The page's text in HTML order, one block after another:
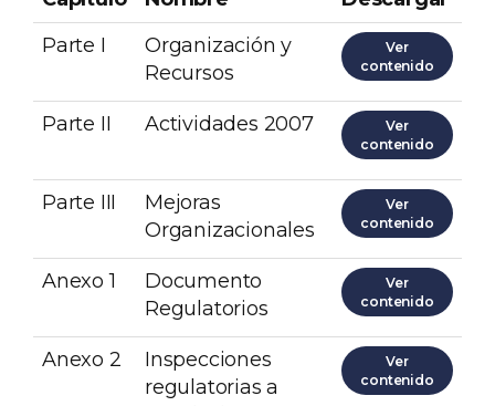
Parte I
Organización y
Recursos
Ver
contenido
Parte II Actividades 2007
Ver
contenido
Parte III
Mejoras
Organizacionales
Ver
contenido
Anexo 1
Documento
Regulatorios
Ver
contenido
Anexo 2
Inspecciones
regulatorias a
Ver
contenido